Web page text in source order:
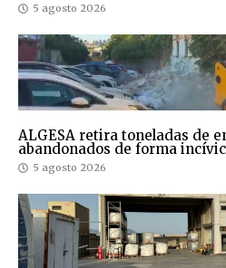
5 agosto 2026
ALGESA retira toneladas de
abandonados de forma
5 agosto 2026